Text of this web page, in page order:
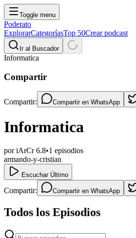
Toggle menu
Poderato
ExplorarCategoríasTop 50Crear podcast
Ir al Buscador
Informatica
Compartir
Compartir: Compartir en WhatsApp
Informatica
poriArCr 6.8•1 episodios
armando-y-cristian
Escuchar Último
Compartir: Compartir en WhatsApp
Todos los Episodios